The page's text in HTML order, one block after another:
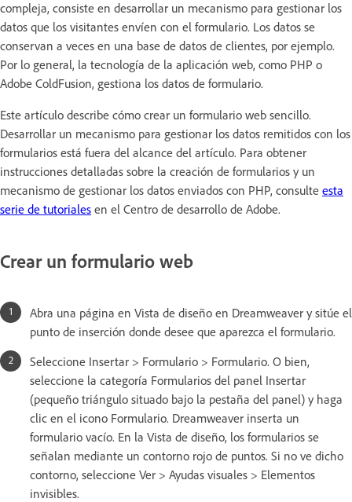
compleja, consiste en desarrollar un mecanismo para gestionar los
datos que los visitantes envíen con el formulario. Los datos se
conservan a veces en una base de datos de clientes, por ejemplo.
Por lo general, la tecnología de la aplicación web, como PHP o
Adobe ColdFusion, gestiona los datos de formulario.
Este artículo describe cómo crear un formulario web sencillo.
Desarrollar un mecanismo para gestionar los datos remitidos con los
formularios está fuera del alcance del artículo. Para obtener
instrucciones detalladas sobre la creación de formularios y un
mecanismo de gestionar los datos enviados con PHP, consulte esta
serie de tutoriales en el Centro de desarrollo de Adobe.
Crear un formulario web
Abra una página en Vista de diseño en Dreamweaver y sitúe el
punto de inserción donde desee que aparezca el formulario.
Seleccione Insertar > Formulario > Formulario. O bien,
seleccione la categoría Formularios del panel Insertar
(pequeño triángulo situado bajo la pestaña del panel) y haga
clic en el icono Formulario. Dreamweaver inserta un
formulario vacío. En la Vista de diseño, los formularios se
señalan mediante un contorno rojo de puntos. Si no ve dicho
contorno, seleccione Ver > Ayudas visuales > Elementos
invisibles.